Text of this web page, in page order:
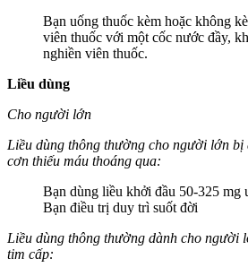
Bạn uống thuốc kèm hoặc không
viên thuốc với một cốc nước đầy,
nghiền viên thuốc.
Liều dùng
Cho người lớn
Liều dùng thông thường cho người lớn bị
cơn thiếu máu thoáng qua:
Bạn dùng liều khởi đầu 50-325 mg
Bạn điều trị duy trì suốt đời
Liều dùng thông thường dành cho người
tim cấp: